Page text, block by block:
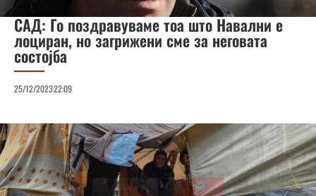
САД: Го поздравуваме тоа што Навални е
лоциран, но загрижени сме за неговата
состојба
25/12/202322:09